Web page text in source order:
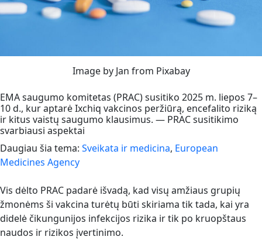
Image by Jan from Pixabay
EMA saugumo komitetas (PRAC) susitiko 2025 m. liepos 7–
10 d., kur aptarė Ixchiq vakcinos peržiūrą, encefalito riziką
ir kitus vaistų saugumo klausimus. — PRAC susitikimo
svarbiausi aspektai
Daugiau šia tema: Sveikata ir medicina, European
Medicines Agency
Vis dėlto PRAC padarė išvadą, kad visų amžiaus grupių
žmonėms ši vakcina turėtų būti skiriama tik tada, kai yra
didelė čikungunijos infekcijos rizika ir tik po kruopštaus
naudos ir rizikos įvertinimo.